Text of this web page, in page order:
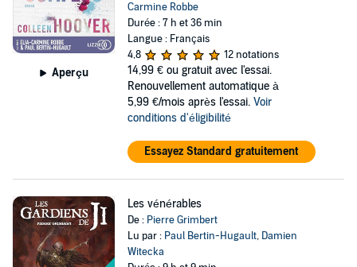
Aperçu
Carmine Robbe
Durée : 7 h et 36 min
Langue : Français
4,8
12 notations
14,99 € ou gratuit avec l'essai.
Renouvellement automatique à
5,99 €/mois après l'essai. Voir
conditions d'éligibilité
Essayez Standard gratuitement
Les vénérables
De : Pierre Grimbert
Lu par : Paul Bertin-Hugault, Damien
Witecka